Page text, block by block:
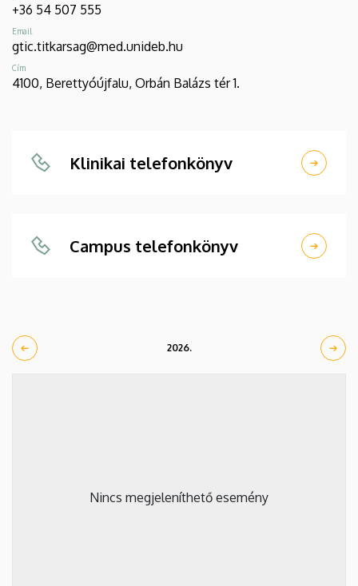
+36 54 507 555
Email
gtic.titkarsag@med.unideb.hu
Cím
4100, Berettyóújfalu, Orbán Balázs tér 1.
Klinikai telefonkönyv
Campus telefonkönyv
2026.
Nincs megjeleníthető esemény